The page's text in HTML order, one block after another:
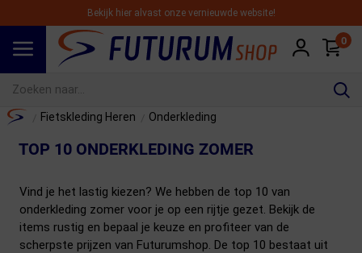
Bekijk hier alvast onze vernieuwde website!
0
Home Fietskleding Heren Onderkleding
TOP 10 ONDERKLEDING ZOMER
Vind je het lastig kiezen? We hebben de top 10 van
onderkleding zomer voor je op een rijtje gezet. Bekijk de
items rustig en bepaal je keuze en profiteer van de
scherpste prijzen van Futurumshop. De top 10 bestaat uit